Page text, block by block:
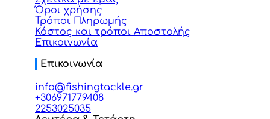
Όροι χρήσης
Τρόποι Πληρωμής
Κόστος και τρόποι Αποστολής
Επικοινωνία
Επικοινωνία
info@fishingtackle.gr
+306971779408
2253025035